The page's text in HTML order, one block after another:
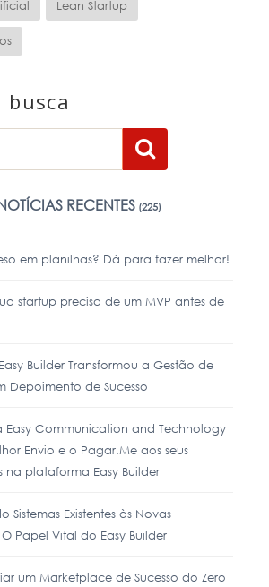
Lean Startup
busca
RECENTES(225)
em planilhas? Dá para fazer melhor!
startup precisa de um MVP antes de
Builder Transformou a Gestão de
Depoimento de Sucesso
Easy Communication and Technology
Envio e o Pagar.Me aos seus
na plataforma Easy Builder
Sistemas Existentes às Novas
Papel Vital do Easy Builder
um Marketplace de Sucesso do Zero